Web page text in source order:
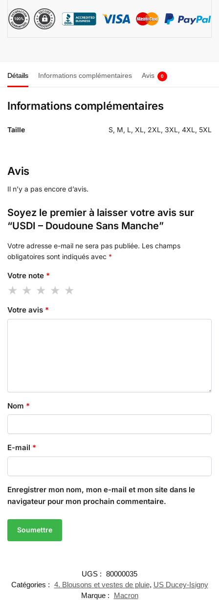
Détails Informations complémentaires Avis 0
Informations complémentaires
Taille S, M, L, XL, 2XL, 3XL, 4XL, 5XL
Avis
Il n’y a pas encore d’avis.
Soyez le premier à laisser votre avis sur
“USDI – Doudoune Sans Manche”
Votre adresse e-mail ne sera pas publiée. Les champs
obligatoires sont indiqués avec *
Votre note *
Votre avis *
Nom *
E-mail *
Enregistrer mon nom, mon e-mail et mon site dans le
navigateur pour mon prochain commentaire.
UGS : 80000035
Catégories : 4. Blousons et vestes de pluie, US Ducey-Isigny
Marque :
Macron